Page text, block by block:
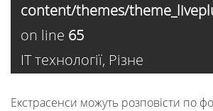
content/themes/
on line 65
ІТ технології, Різне
Екстрасенси можуть розповісти по